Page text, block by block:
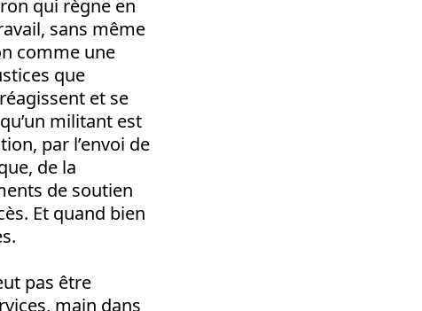
qui règne en
sans même
comme une
que
et se
militant est
par l’envoi de
de la
de soutien
Et quand bien
pas être
main dans